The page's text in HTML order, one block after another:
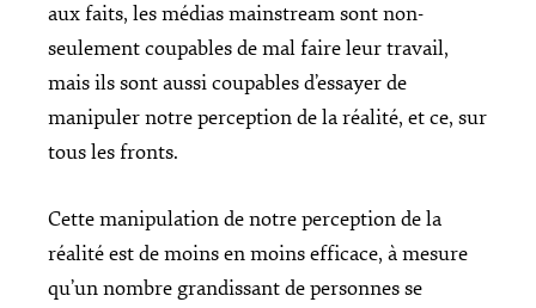
aux faits, les médias mainstream sont non-
seulement coupables de mal faire leur travail,
mais ils sont aussi coupables d’essayer de
manipuler notre perception de la réalité, et ce, sur
tous les fronts.
Cette manipulation de notre perception de la
réalité est de moins en moins efficace, à mesure
qu’un nombre grandissant de personnes se